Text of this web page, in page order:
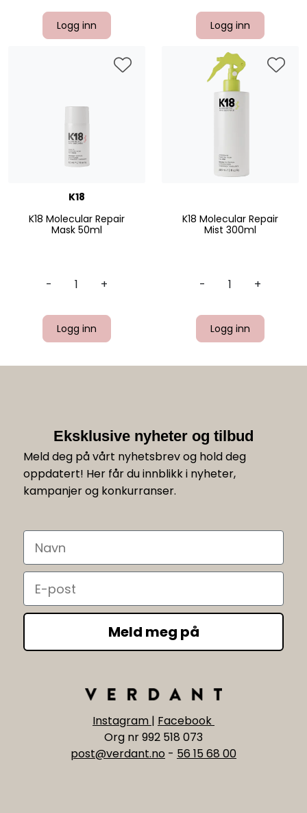
Logg inn Logg inn
K18
K18 Molecular Repair
Mask 50ml
- +
Logg inn
K18 Molecular Repair
Mist 300ml
- +
Logg inn
Eksklusive nyheter og tilbud
Meld deg på vårt nyhetsbrev og hold deg
oppdatert! Her får du innblikk i nyheter,
kampanjer og konkurranser.
Navn
Email
Meld meg på
Instagram | Facebook
Org nr 992 518 073
post@verdant.no - 56 15 68 00